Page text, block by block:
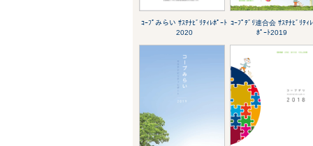
ｺｰﾌﾟみらい ｻｽﾃﾅﾋﾞﾘﾃｨﾚﾎﾟｰﾄ
2020
ｺｰﾌﾟﾃﾞﾘ連合会 ｻｽﾃﾅﾋﾞﾘﾃｨﾚ
ﾎﾟｰﾄ2019